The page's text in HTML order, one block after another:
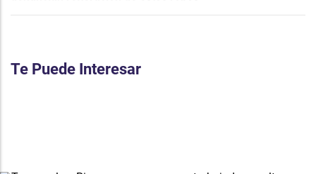
Te Puede Interesar